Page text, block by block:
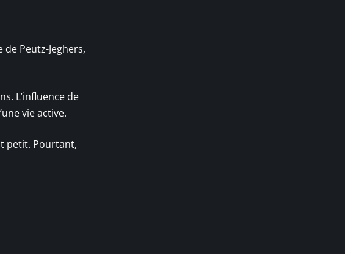
Peutz-Jeghers,
L’influence de
vie active.
petit. Pourtant,